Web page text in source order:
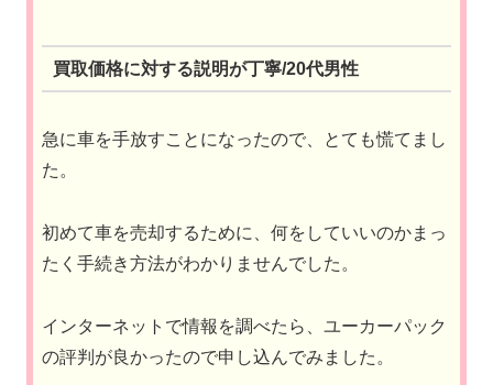
買取価格に対する説明が丁寧/20代男性
急に車を手放すことになったので、とても慌てまし
た。
初めて車を売却するために、何をしていいのかまっ
たく手続き方法がわかりませんでした。
インターネットで情報を調べたら、ユーカーパック
の評判が良かったので申し込んでみました。